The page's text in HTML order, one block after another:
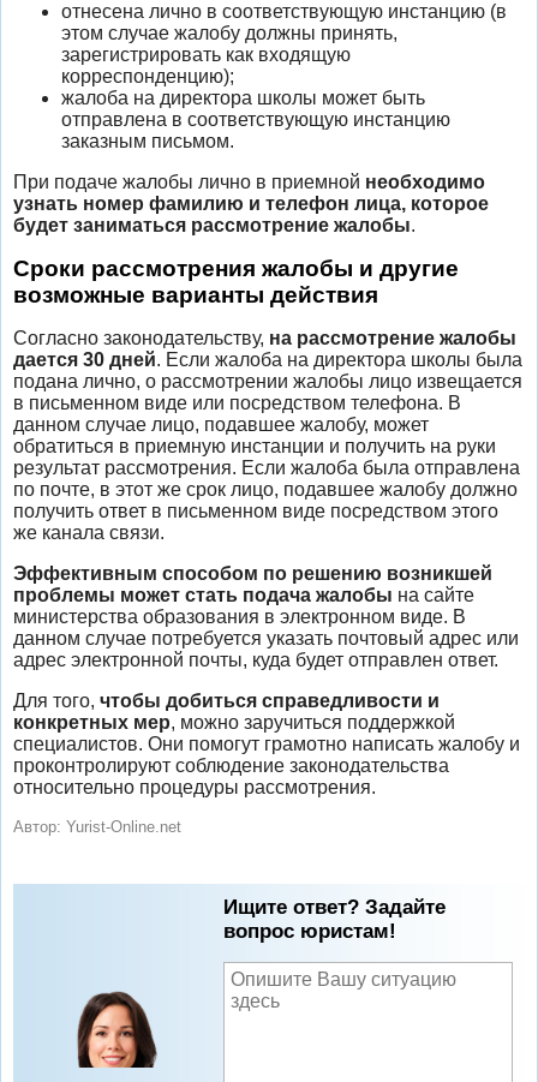
отнесена лично в соответствующую инстанцию (в
этом случае жалобу должны принять,
зарегистрировать как входящую
корреспонденцию);
жалоба на директора школы может быть
отправлена в соответствующую инстанцию
заказным письмом.
При подаче жалобы лично в приемной необходимо
узнать номер фамилию и телефон лица, которое
будет заниматься рассмотрение жалобы.
Сроки рассмотрения жалобы и другие
возможные варианты действия
Согласно законодательству, на рассмотрение жалобы
дается 30 дней. Если жалоба на директора школы была
подана лично, о рассмотрении жалобы лицо извещается
в письменном виде или посредством телефона. В
данном случае лицо, подавшее жалобу, может
обратиться в приемную инстанции и получить на руки
результат рассмотрения. Если жалоба была отправлена
по почте, в этот же срок лицо, подавшее жалобу должно
получить ответ в письменном виде посредством этого
же канала связи.
Эффективным способом по решению возникшей
проблемы может стать подача жалобы на сайте
министерства образования в электронном виде. В
данном случае потребуется указать почтовый адрес или
адрес электронной почты, куда будет отправлен ответ.
Для того, чтобы добиться справедливости и
конкретных мер, можно заручиться поддержкой
специалистов. Они помогут грамотно написать жалобу и
проконтролируют соблюдение законодательства
относительно процедуры рассмотрения.
Автор: Yurist-Online.net
Ищите ответ? Задайте
вопрос юристам!